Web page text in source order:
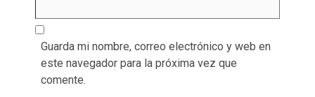
Guarda mi nombre, correo electrónico y web en
este navegador para la próxima vez que
comente.